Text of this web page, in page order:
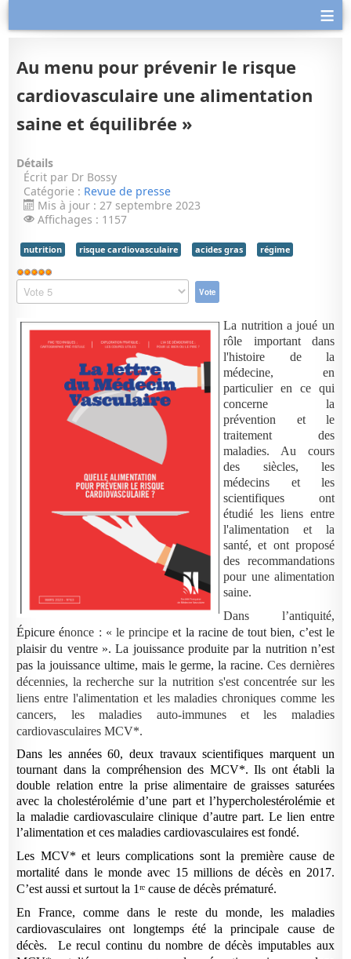
≡
Au menu pour prévenir le risque
cardiovasculaire une alimentation
saine et équilibrée »
Détails
Écrit par Dr Bossy
Catégorie : Revue de presse
Mis à jour : 27 septembre 2023
Affichages : 1157
nutrition risque cardiovasculaire acides gras régime
Vote
utilisateur:
Veuillez
voter
La nutrition a joué un
rôle important dans
l'histoire de la
médecine, en
particulier en ce qui
concerne la
prévention et le
traitement des
maladies. Au cours
des siècles, les
médecins et les
scientifiques ont
étudié les liens entre
l'alimentation et la
santé, et ont proposé
des recommandations
pour une alimentation
saine.
Dans l’antiquité,
Épicure énonce : « le principeet la racinede tout bien, c’est le
plaisir du ventre ». La jouissance produite par la nutrition n’est
pas la jouissance ultime, mais le germe, la racine. Ces dernières
décennies, la recherche sur la nutrition s'est concentrée sur les
liens entre l'alimentation et les maladies chroniques comme les
cancers, les maladies auto-immunes et les maladies
cardiovasculaires MCV*.
Dans les années 60, deux travaux scientifiques marquent un
tournant dans la compréhension des MCV*. Ils ont établi la
double relation entre la prise alimentaire de graisses saturées
avec la cholestérolémie d’une part et l’hypercholestérolémie et
la maladie cardiovasculaire clinique d’autre part. Le lien entre
l’alimentation et ces maladies cardiovasculaires est fondé.
Les MCV* et leurs complications sont la première cause de
mortalité dans le monde avec 15 millions de décès en 2017.
C’est aussi et surtout la 1ʳᵉ cause de décès prématuré.
En France, comme dans le reste du monde, les maladies
cardiovasculaires ont longtemps été la principale cause de
décès. Le recul continu du nombre de décès imputables aux